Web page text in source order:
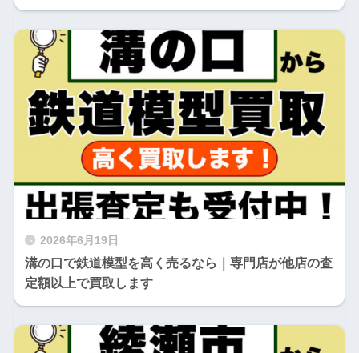
2026年6月19日
溝の口で鉄道模型を高く売るなら｜専門店が他店の査
定額以上で買取します